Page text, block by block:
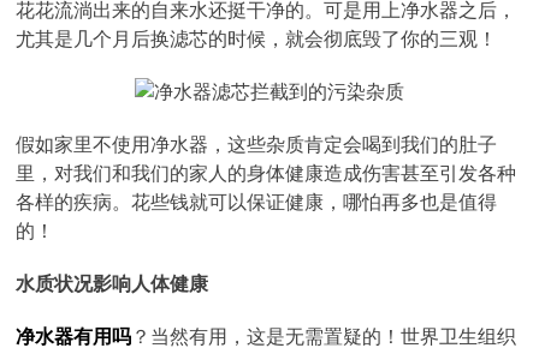
花花流淌出来的自来水还挺干净的。可是用上净水器之后，
尤其是几个月后换滤芯的时候，就会彻底毁了你的三观！
假如家里不使用净水器，这些杂质肯定会喝到我们的肚子
里，对我们和我们的家人的身体健康造成伤害甚至引发各种
各样的疾病。花些钱就可以保证健康，哪怕再多也是值得
的！
水质状况影响人体健康
净水器有用吗 ？当然有用，这是无需置疑的！世界卫生组织